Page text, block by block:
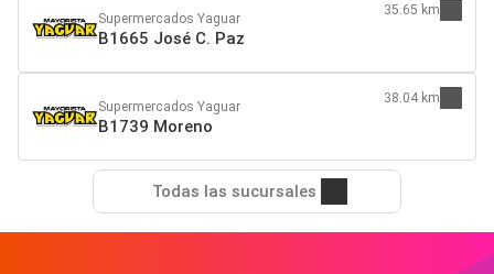
Supermercados Yaguar
B1665 José C. Paz
35.65 km
Supermercados Yaguar
B1739 Moreno
38.04 km
Todas las sucursales